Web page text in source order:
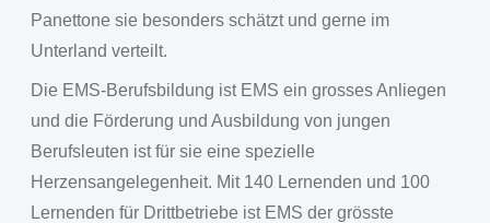
Panettone sie besonders schätzt und gerne im
Unterland verteilt.
Die EMS-Berufsbildung ist EMS ein grosses Anliegen
und die Förderung und Ausbildung von jungen
Berufsleuten ist für sie eine spezielle
Herzensangelegenheit. Mit 140 Lernenden und 100
Lernenden für Drittbetriebe ist EMS der grösste